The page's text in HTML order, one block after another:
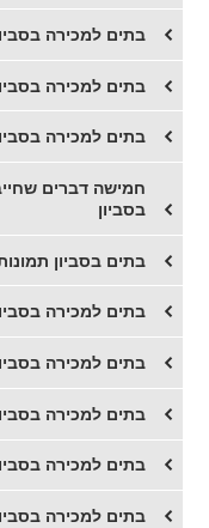
בתים למכירה
בתים למכירה
בתים למכירה
חמישה דברים
בסביון
בתים בסביון
בתים למכירה
בתים למכירה
בתים למכירה
בתים למכירה
בתים למכירה